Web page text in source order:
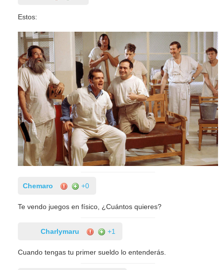
Estos:
Chemaro +0
Te vendo juegos en físico, ¿Cuántos quieres?
Charlymaru +1
Cuando tengas tu primer sueldo lo entenderás.